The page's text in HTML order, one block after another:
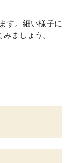
す。細い様子に
ましょう。